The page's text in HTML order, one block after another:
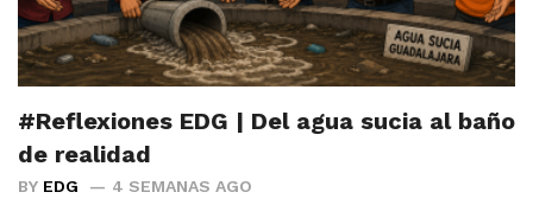
#Reflexiones EDG | Del agua sucia al baño
de realidad
BY EDG 4 SEMANAS AGO